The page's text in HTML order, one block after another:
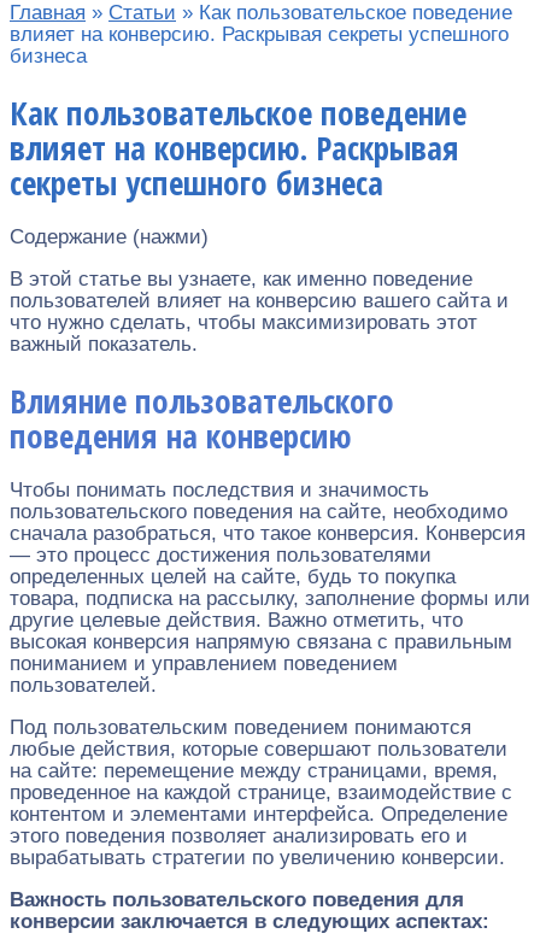
Главная » Статьи » Как пользовательское поведение
влияет на конверсию. Раскрывая секреты успешного
бизнеса
Как пользовательское поведение
влияет на конверсию. Раскрывая
секреты успешного бизнеса
Содержание (нажми)
В этой статье вы узнаете, как именно поведение
пользователей влияет на конверсию вашего сайта и
что нужно сделать, чтобы максимизировать этот
важный показатель.
Влияние пользовательского
поведения на конверсию
Чтобы понимать последствия и значимость
пользовательского поведения на сайте, необходимо
сначала разобраться, что такое конверсия. Конверсия
— это процесс достижения пользователями
определенных целей на сайте, будь то покупка
товара, подписка на рассылку, заполнение формы или
другие целевые действия. Важно отметить, что
высокая конверсия напрямую связана с правильным
пониманием и управлением поведением
пользователей.
Под пользовательским поведением понимаются
любые действия, которые совершают пользователи
на сайте: перемещение между страницами, время,
проведенное на каждой странице, взаимодействие с
контентом и элементами интерфейса. Определение
этого поведения позволяет анализировать его и
вырабатывать стратегии по увеличению конверсии.
Важность пользовательского поведения для
конверсии заключается в следующих аспектах: